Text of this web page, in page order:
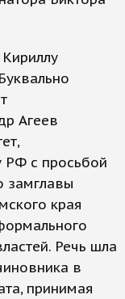
Агеев
РФ с просьбой
замглавы
края
Речь шла
в
принимая